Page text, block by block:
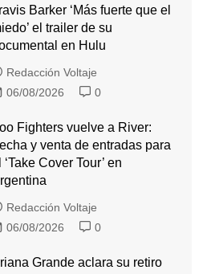
Barker ‘Más fuerte que el
el trailer de su
en Hulu
Redacción Voltaje
06/08/2026
0
Fighters vuelve a River:
y venta de entradas para
‘Take Cover Tour’ en
Redacción Voltaje
06/08/2026
0
Grande aclara su retiro